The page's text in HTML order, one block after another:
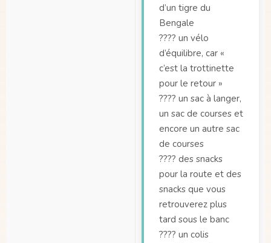
d’un tigre du
Bengale
???? un vélo
d’équilibre, car «
c’est la trottinette
pour le retour »
???? un sac à langer,
un sac de courses et
encore un autre sac
de courses
???? des snacks
pour la route et des
snacks que vous
retrouverez plus
tard sous le banc
???? un colis